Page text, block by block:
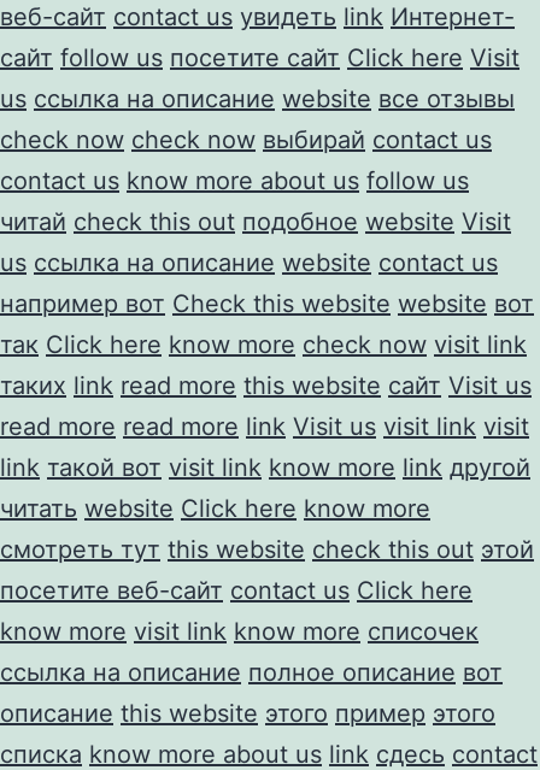
веб-сайт contact us увидеть link Интернет-
сайт follow us посетите сайт Click here Visit
us ссылка на описание website все отзывы
check now check now выбирай contact us
contact us know more about us follow us
читай check this out подобное website Visit
us ссылка на описание website contact us
например вот Check this website website вот
так Click here know more check now visit link
таких link read more this website сайт Visit us
read more read more link Visit us visit link visit
link такой вот visit link know more link другой
читать website Click here know more
смотреть тут this website check this out этой
посетите веб-сайт contact us Click here
know more visit link know more списочек
ссылка на описание полное описание вот
описание this website этого пример этого
списка know more about us link сдесь contact